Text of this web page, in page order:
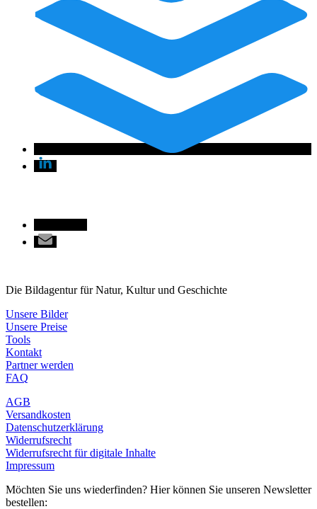
Die Bildagentur für Natur, Kultur und Geschichte
Unsere Bilder
Unsere Preise
Tools
Kontakt
Partner werden
FAQ
AGB
Versandkosten
Datenschutzerklärung
Widerrufsrecht
Widerrufsrecht für digitale Inhalte
Impressum
Möchten Sie uns wiederfinden? Hier können Sie unseren Newsletter
bestellen: